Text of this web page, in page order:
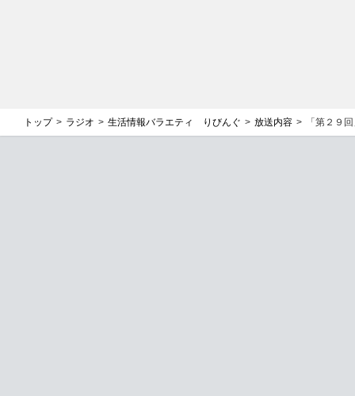
トップ ラジオ 生活情報バラエティ りびんぐ 放送内容 「第２９